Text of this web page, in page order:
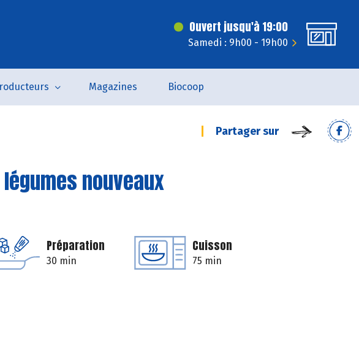
Ouvert jusqu'à 19:00
Samedi : 9h00 - 19h00
Magazines Biocoop
Partager sur
nouveaux
Préparation
30 min
Cuisson
75 min